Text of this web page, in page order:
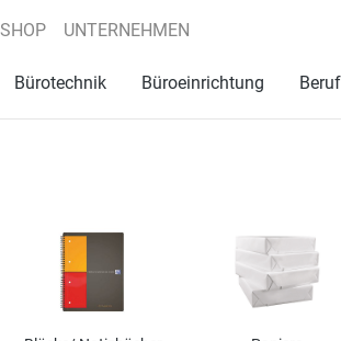
SHOP UNTERNEHMEN
Bürotechnik Büroeinrichtung